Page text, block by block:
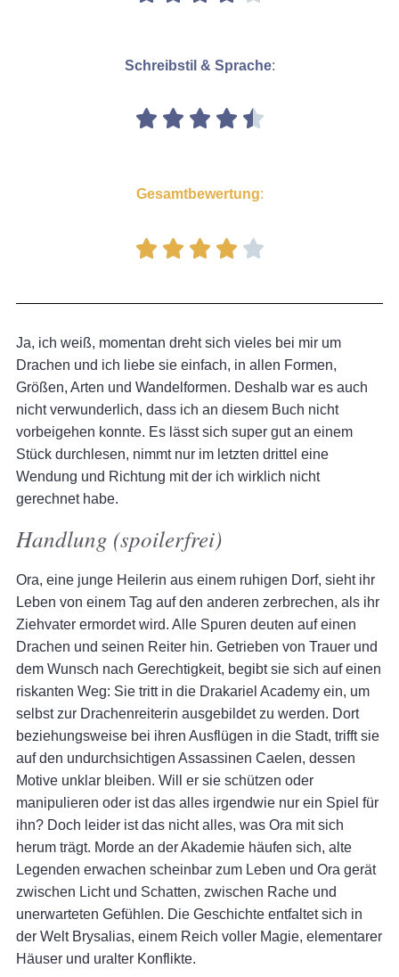
Schreibstil & Sprache:
Gesamtbewertung:
Ja, ich weiß, momentan dreht sich vieles bei mir um
Drachen und ich liebe sie einfach, in allen Formen,
Größen, Arten und Wandelformen. Deshalb war es auch
nicht verwunderlich, dass ich an diesem Buch nicht
vorbeigehen konnte. Es lässt sich super gut an einem
Stück durchlesen, nimmt nur im letzten drittel eine
Wendung und Richtung mit der ich wirklich nicht
gerechnet habe.
Handlung (spoilerfrei)
Ora, eine junge Heilerin aus einem ruhigen Dorf, sieht ihr
Leben von einem Tag auf den anderen zerbrechen, als ihr
Ziehvater ermordet wird. Alle Spuren deuten auf einen
Drachen und seinen Reiter hin. Getrieben von Trauer und
dem Wunsch nach Gerechtigkeit, begibt sie sich auf einen
riskanten Weg: Sie tritt in die Drakariel Academy ein, um
selbst zur Drachenreiterin ausgebildet zu werden. Dort
beziehungsweise bei ihren Ausflügen in die Stadt, trifft sie
auf den undurchsichtigen Assassinen Caelen, dessen
Motive unklar bleiben. Will er sie schützen oder
manipulieren oder ist das alles irgendwie nur ein Spiel für
ihn? Doch leider ist das nicht alles, was Ora mit sich
herum trägt. Morde an der Akademie häufen sich, alte
Legenden erwachen scheinbar zum Leben und Ora gerät
zwischen Licht und Schatten, zwischen Rache und
unerwarteten Gefühlen. Die Geschichte entfaltet sich in
der Welt Brysalias, einem Reich voller Magie, elementarer
Häuser und uralter Konflikte.